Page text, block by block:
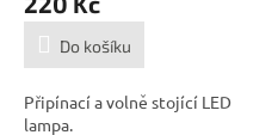
Do košíku
Připínací a volně stojící LED
lampa.